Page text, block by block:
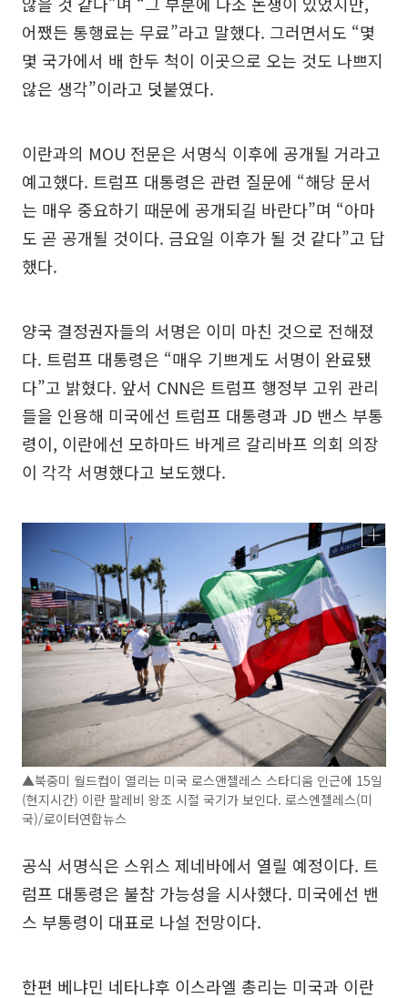
어쨌든 통행료는 무료”라고 말했다. 그러면서도 “몇
몇 국가에서 배 한두 척이 이곳으로 오는 것도 나쁘지
않은 생각”이라고 덧붙였다.
이란과의 MOU 전문은 서명식 이후에 공개될 거라고
예고했다. 트럼프 대통령은 관련 질문에 “해당 문서
는 매우 중요하기 때문에 공개되길 바란다”며 “아마
도 곧 공개될 것이다. 금요일 이후가 될 것 같다”고 답
했다.
양국 결정권자들의 서명은 이미 마친 것으로 전해졌
다. 트럼프 대통령은 “매우 기쁘게도 서명이 완료됐
다”고 밝혔다. 앞서 CNN은 트럼프 행정부 고위 관리
들을 인용해 미국에선 트럼프 대통령과 JD 밴스 부통
령이, 이란에선 모하마드 바게르 갈리바프 의회 의장
이 각각 서명했다고 보도했다.
▲북중미 월드컵이 열리는 미국 로스앤젤레스 스타디움 인근에 15일
(현지시간) 이란 팔레비 왕조 시절 국기가 보인다. 로스엔젤레스(미
국)/로이터연합뉴스
공식 서명식은 스위스 제네바에서 열릴 예정이다. 트
럼프 대통령은 불참 가능성을 시사했다. 미국에선 밴
스 부통령이 대표로 나설 전망이다.
한편 베냐민 네타냐후 이스라엘 총리는 미국과 이란